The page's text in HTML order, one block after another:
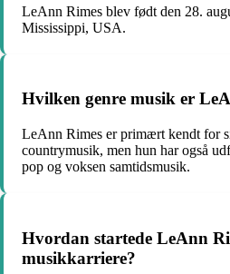
LeAnn Rimes blev født den 28.
Mississippi, USA.
Hvilken genre musik er
LeAnn Rimes er primært kendt for
countrymusik, men hun har også
pop og voksen samtidsmusik.
Hvordan startede LeAnn
musikkarriere?